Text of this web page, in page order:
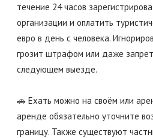
течение 24 часов
организации и оплатить
евро в день с человека.
грозит штрафом или даже
следующем выезде.
🚗 Ехать можно на своём или
аренде обязательно уточните
границу. Также существуют